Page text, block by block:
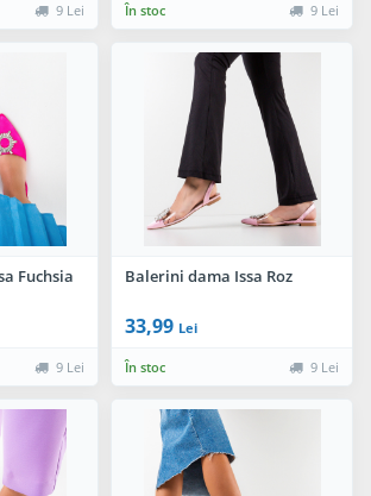
9 Lei În stoc 9 Lei
Fuchsia
9 Lei
Balerini dama Issa Roz
33,99 Lei
În stoc 9 Lei